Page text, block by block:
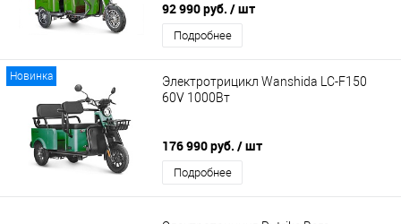
92 990 руб. / шт
Подробнее
Новинка
Электротрицикл Wanshida LC-F150
60V 1000Вт
176 990 руб. / шт
Подробнее